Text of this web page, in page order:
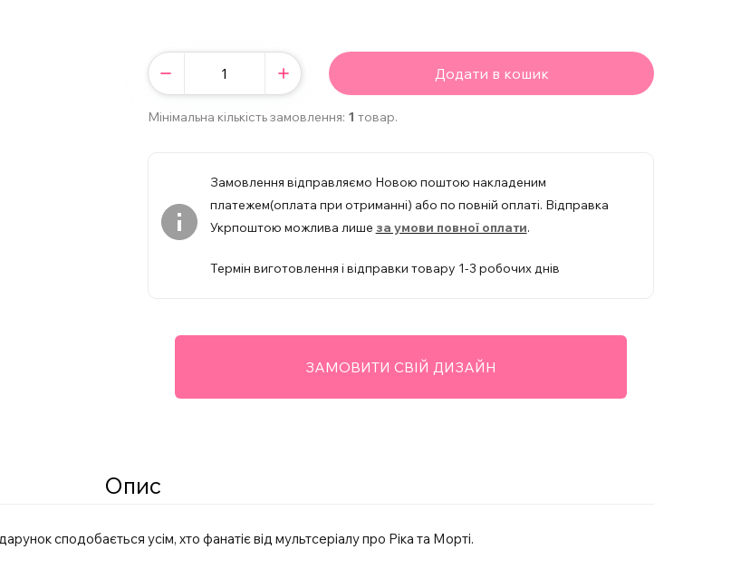
Додати в кошик
Мінімальна кількість замовлення: 1 товар.
Замовлення відправляємо Новою поштою накладеним
платежем(оплата при отриманні) або по повній оплаті. Відправка
Укрпоштою можлива лише за умови повної оплати.
Термін виготовлення і відправки товару 1-3 робочих днів
ЗАМОВИТИ СВІЙ ДИЗАЙН
Опис
сподобається усім, хто фанатіє від мультсеріалу про Ріка та Морті.